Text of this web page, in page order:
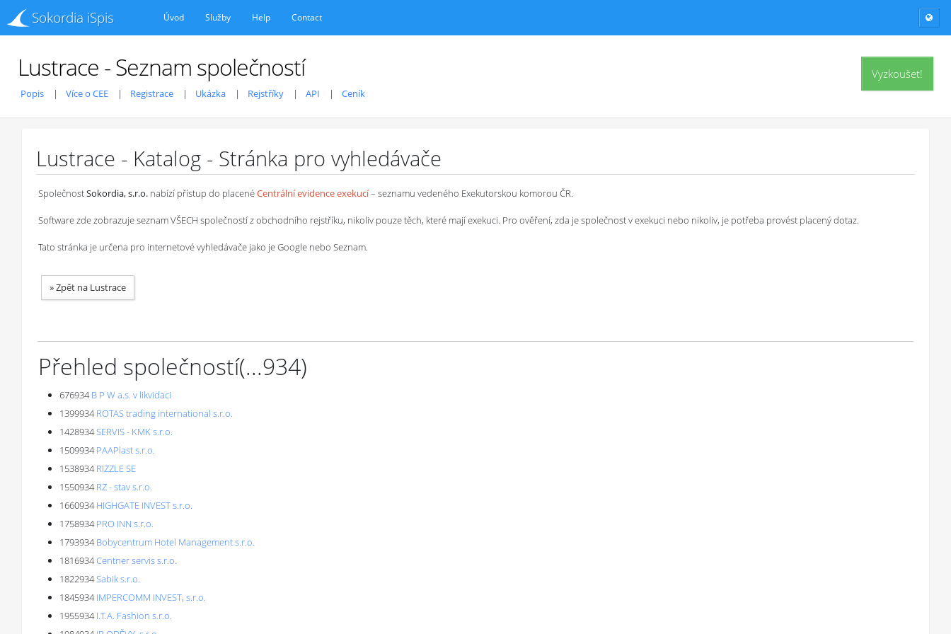
Sokordia iSpis Úvod Služby Help Contact
Vyzkoušet!
Lustrace - Seznam společností
Popis Více o CEE Registrace Ukázka Rejstříky API Ceník
Lustrace - Katalog - Stránka pro vyhledávače
SpolečnostSokordia, s.r.o. nabízí přístup do placenéCentrální evidence exekucí– seznamu vedeného Exekutorskou komorou ČR.
Software zde zobrazuje seznam VŠECH společností z obchodního rejstříku, nikoliv pouze těch, které mají exekuci. Pro ověření, zda je společnost v exekuci nebo nikoliv, je potřeba provést placený dotaz.
Tato stránka je určena pro internetové vyhledávače jako je Google nebo Seznam.
»Zpět na Lustrace
Přehled společností(...934)
676934 B P W a.s. v likvidaci
1399934 ROTAS trading international s.r.o.
1428934SERVIS - KMK s.r.o.
1509934 PAAPlast s.r.o.
1538934 RIZZLE SE
1550934 RZ - stav s.r.o.
1660934 HIGHGATE INVEST s.r.o.
1758934 PRO INN s.r.o.
1793934 Bobycentrum Hotel Management s.r.o.
1816934Centner servis s.r.o.
1822934Sabik s.r.o.
1845934 IMPERCOMM INVEST, s.r.o.
1955934 I.T.A. Fashion s.r.o.